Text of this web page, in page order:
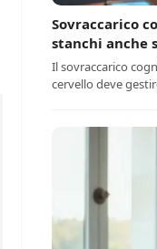
Sovraccarico
stanchi anche
Il sovraccarico
cervello deve